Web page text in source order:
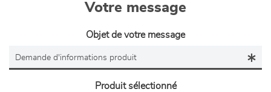
Votre message
Objet de votre message
Produit sélectionné